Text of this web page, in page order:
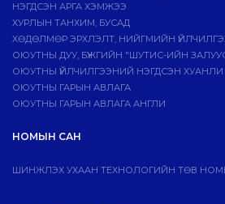
НЭГДСЭН АРГА ХЭМЖЭЭ
ХУРЛЫН ТАНХИМ, БУСАД
ХӨДӨЛМӨР ЭРХЛЭЛТ, НИЙГМИЙН
ОЮУТНЫ ДУУ, БҮЖГИЙН "ШУТИС-ИЙН
ОЮУТНЫ ҮЙЛЧИЛГЭЭНИЙ НЭГДСЭН ХУАНЛИ
ОЮУТНЫ ГАРЫН АВЛАГА
ОЮУТНЫ ГАРЫН АВЛАГА АНГЛИ
НОМЫН САН
ШИНЖЛЭХ УХААН ТЕХНОЛОГИЙН ТӨВ